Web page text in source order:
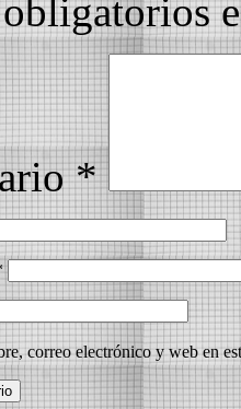
*
correo electrónico y web en